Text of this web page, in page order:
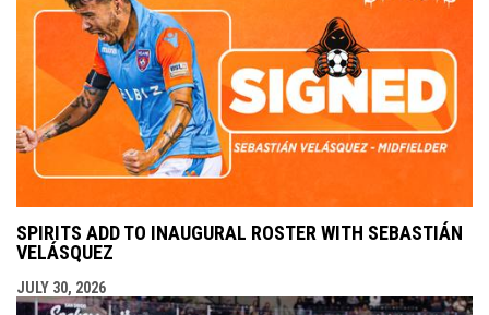
SPIRITS ADD TO INAUGURAL ROSTER WITH SEBASTIÁN
VELÁSQUEZ
JULY 30, 2026